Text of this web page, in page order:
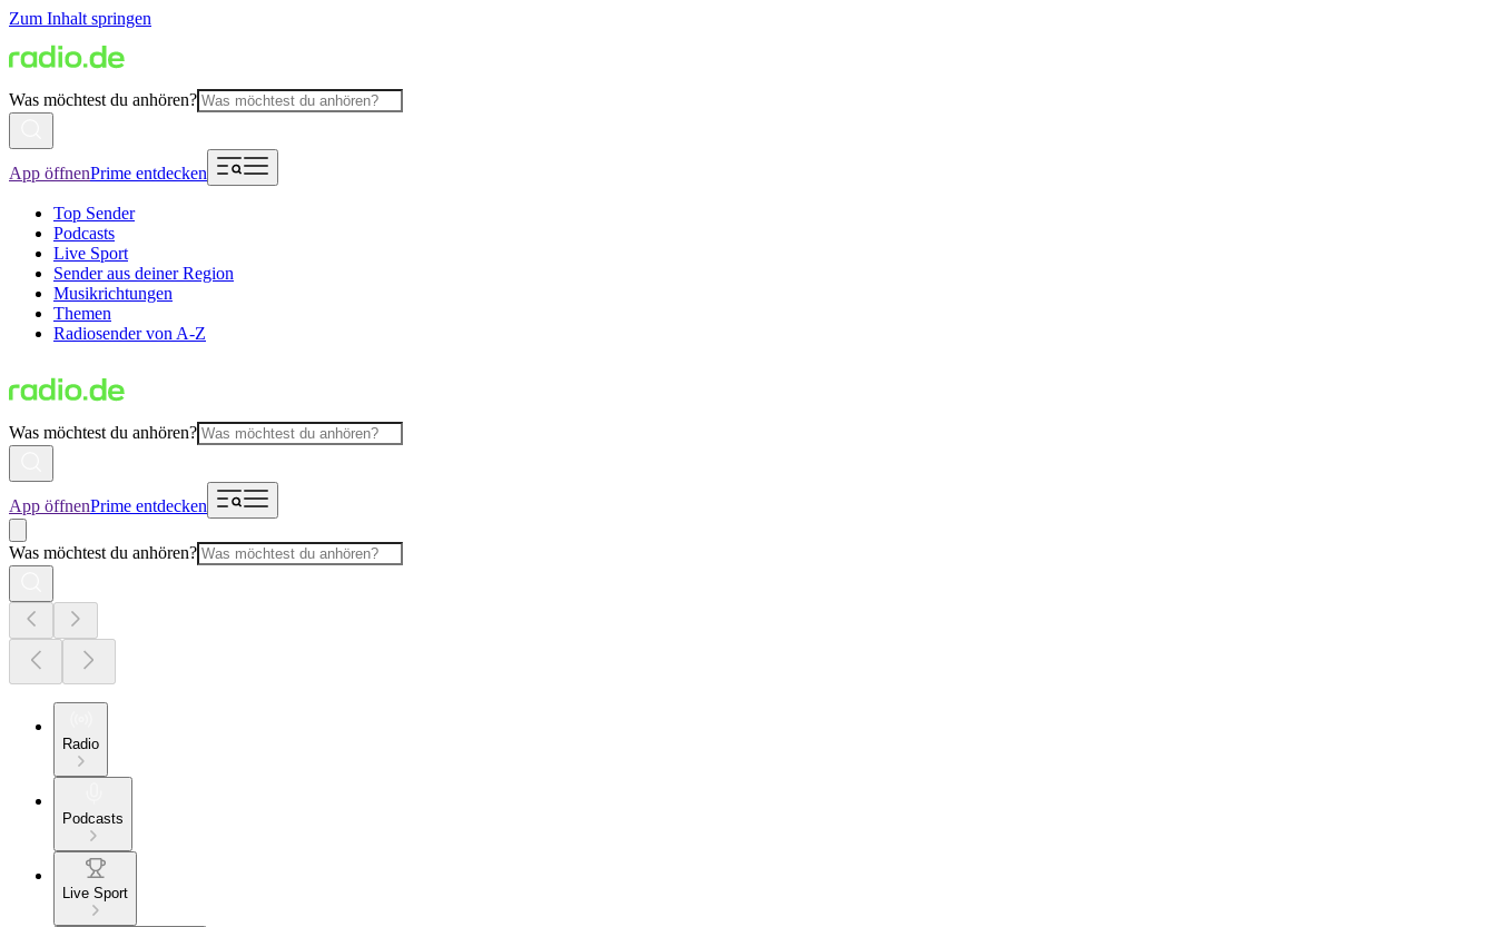
Zum Inhalt springen
Was möchtest du anhören?
App öffnenPrime entdecken
Top Sender
Podcasts
Live Sport
Sender aus deiner Region
Musikrichtungen
Themen
Radiosender von A-Z
Was möchtest du anhören?
App öffnenPrime entdecken
Was möchtest du anhören?
Radio
Podcasts
Live Sport